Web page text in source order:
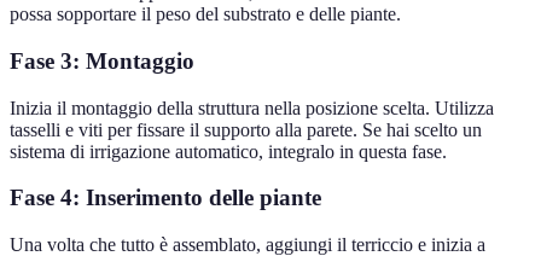
possa sopportare il peso del substrato e delle piante.
Fase 3: Montaggio
Inizia il montaggio della struttura nella posizione scelta. Utilizza
tasselli e viti per fissare il supporto alla parete. Se hai scelto un
sistema di irrigazione automatico, integralo in questa fase.
Fase 4: Inserimento delle piante
Una volta che tutto è assemblato, aggiungi il terriccio e inizia a